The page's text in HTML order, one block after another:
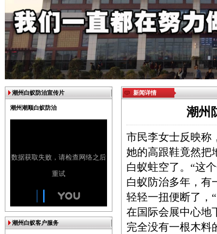
潮州白蚁防治宣传片
潮州潮顺白蚁防治
潮州白蚁客户服务
新闻详情
潮州
市民李女士反映称
她的高跟鞋竟然把
白蚁蛀空了。“这
白蚁防治多年，有
轻轻一扭便断了，
在国际会展中心地
完全没有一根木料